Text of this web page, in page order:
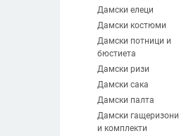
Дамски елеци
Дамски костюми
Дамски потници и
бюстиета
Дамски ризи
Дамски сака
Дамски палта
Дамски гащеризони
и комплекти